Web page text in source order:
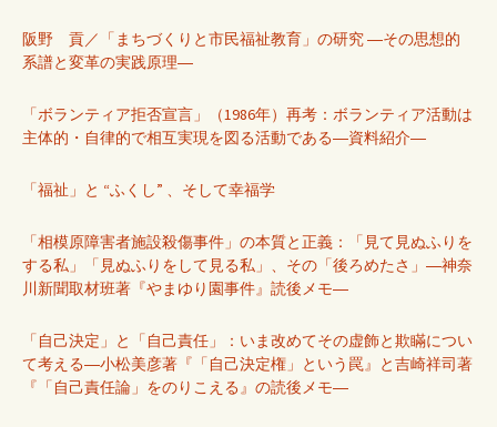
阪野 貢／「まちづくりと市民福祉教育」の研究 ―その思想的
系譜と変革の実践原理―
「ボランティア拒否宣言」（1986年）再考：ボランティア活動は
主体的・自律的で相互実現を図る活動である―資料紹介―
「福祉」と “ふくし” 、そして幸福学
「相模原障害者施設殺傷事件」の本質と正義：「見て見ぬふりを
する私」「見ぬふりをして見る私」、その「後ろめたさ」―神奈
川新聞取材班著『やまゆり園事件』読後メモ―
「自己決定」と「自己責任」：いま改めてその虚飾と欺瞞につい
て考える―小松美彦著『「自己決定権」という罠』と吉崎祥司著
『「自己責任論」をのりこえる』の読後メモ―